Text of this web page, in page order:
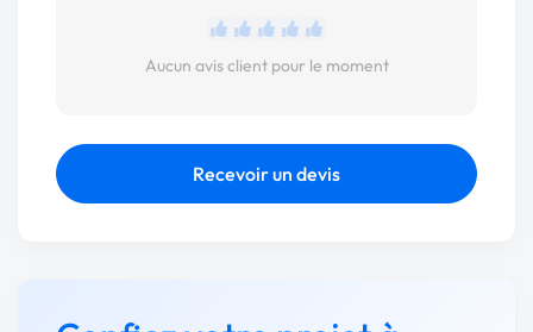
Aucun avis client pour le moment
Recevoir un devis